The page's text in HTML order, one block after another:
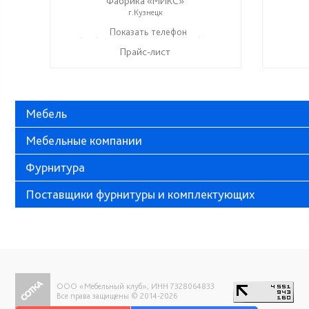
г.Кузнецк
+7 (937) 423-36-37 ☎+7 (937) 428-44-55
Показать телефон
Прайс-лист
Мебель
Мебельные компании
Фурнитура
Поставщики фурнитуры и комплектующих
ООО «Мебельный клуб», ИНН 7328064833
Все права защищены © 2014-2026